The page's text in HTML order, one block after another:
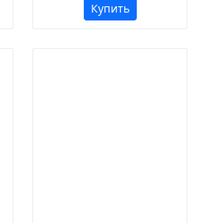
Купить